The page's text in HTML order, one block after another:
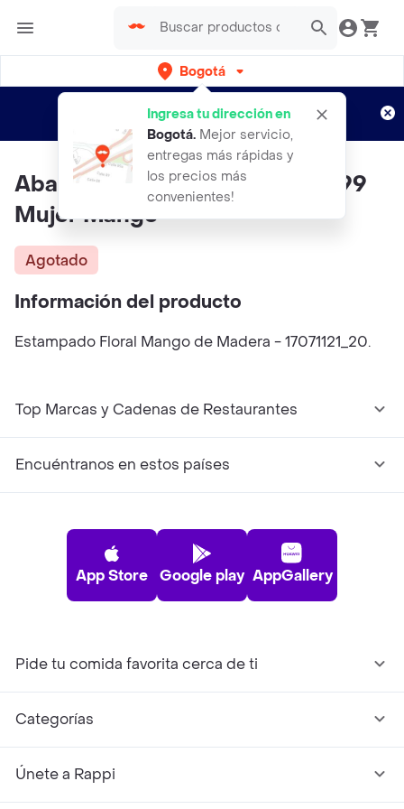
Bogotá
Ingresa tu dirección en
Bogotá. Mejor servicio,
entregas más rápidas y
los precios más
convenientes!
envíos gratis por semanas
Aplican TyC
Abanico Stefanp Naranja Talla 99
Mujer Mango
Agotado
Información del producto
Estampado Floral Mango de Madera - 17071121_20.
Top Marcas y Cadenas de Restaurantes
Encuéntranos en estos países
App Store Google play AppGallery
Pide tu comida favorita cerca de ti
Categorías
Únete a Rappi